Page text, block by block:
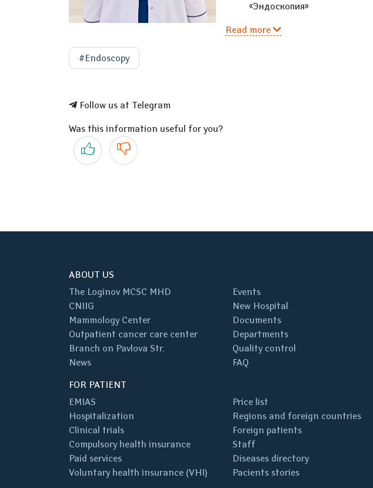
«Эндоскопия»
Read more
#Endoscopy
Follow us at Telegram
Was this information useful for you?
Yes No
ABOUT US
The Loginov MCSC MHD
CNIIG
Mammology Center
Outpatient cancer care center
Branch on Pavlova Str.
News
Events
New Hospital
Documents
Departments
Quality control
FAQ
FOR PATIENT
EMIAS
Hospitalization
Clinical trials
Compulsory health insurance
Paid services
Voluntary health insurance (VHI)
Price list
Regions and foreign countries
Foreign patients
Staff
Diseases directory
Pacients stories